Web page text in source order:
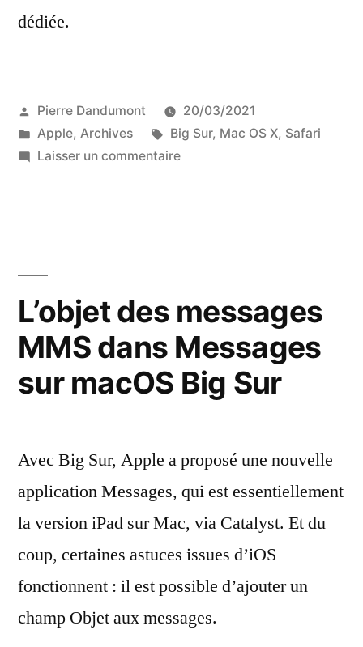
dédiée.
Publié
par
Pierre Dandumont
20/03/2021
Publié
dans
Apple, Archives Étiquettes :
Big Sur, Mac OS X, Safari
Laisser un commentairesur
Safari
14
(bis)
L’objet des messages
MMS dans Messages
sur macOS Big Sur
Avec Big Sur, Apple a proposé une nouvelle
application Messages, qui est essentiellement
la version iPad sur Mac, via Catalyst. Et du
coup, certaines astuces issues d’iOS
fonctionnent : il est possible d’ajouter un
champ Objet aux messages.